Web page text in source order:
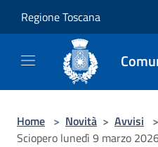
Regione Toscana
Home > Novità > Avvisi >
Sciopero lunedì 9 marzo